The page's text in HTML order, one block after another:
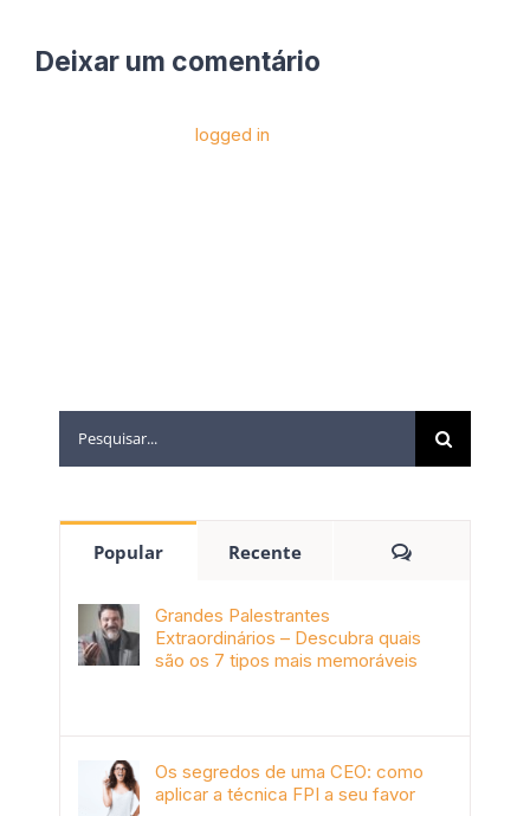
Deixar um comentário
logged in
Popular Recente
Grandes Palestrantes
Extraordinários – Descubra quais
são os 7 tipos mais memoráveis
Os segredos de uma CEO: como
aplicar a técnica FPI a seu favor